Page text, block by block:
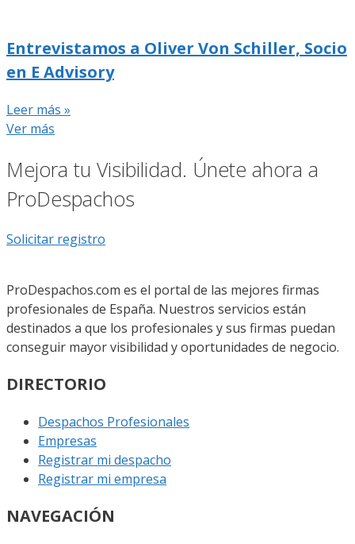
Entrevistamos a Oliver Von Schiller, Socio
en E Advisory
Leer más »
Ver más
Mejora tu Visibilidad. Únete ahora a
ProDespachos
Solicitar registro
ProDespachos.com es el portal de las mejores firmas
profesionales de España. Nuestros servicios están
destinados a que los profesionales y sus firmas puedan
conseguir mayor visibilidad y oportunidades de negocio.
DIRECTORIO
Despachos Profesionales
Empresas
Registrar mi despacho
Registrar mi empresa
NAVEGACIÓN